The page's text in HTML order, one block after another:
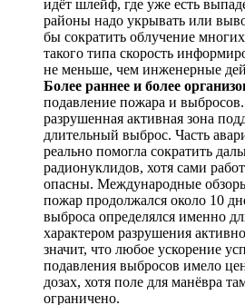
идёт шлейф, где уже есть
районы надо укрывать или
бы сократить облучение
такого типа скорость
не меньше, чем инженерные
Более раннее и более
подавление пожара и
разрушенная активная зона
длительный выброс. Часть
реально помогла сократить
радионуклидов, хотя сами
опасны. Международные
пожар продолжался около 10
выброса определялся именно
характером разрушения
значит, что любое ускорение
подавления выбросов имело
дозах, хотя поле для манёвра
ограничено.